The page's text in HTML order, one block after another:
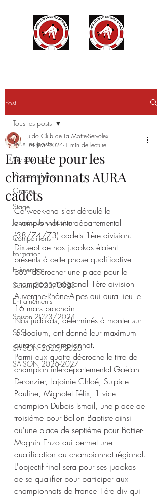
Post
Tous les posts
Vie sportive
Vie associative
Grades
Stage
Journée de cohésion
Compétitions
Formation
Evènement
Saison 2022/2023
Entrainements
Saison 2023/2024
SSSJ
SAISON 2025/2026
SAISON 2026-2027
Tous les posts
En route pour les
championnats AURA
cadets
Judo Club de La Motte-Servolex
14 févr. 2024 1 min de lecture
Ce week-end s'est déroulé le
championnat interdépartemental
(38/74/73) cadets 1ère division.
Dix-sept de nos judokas étaient
présents à cette phase qualificative
pour décrocher une place pour le
championnat régional 1ère division
Auvergne-Rhône-Alpes qui aura lieu le
16 mars prochain.
Nos judokas, déterminés à monter sur
le podium, ont donné leur maximum
durant ce championnat.
Parmi eux quatre décroche le titre de
champion interdépartemental Gaëtan
Deronzier, Lajoinie Chloé, Sulpice
Pauline, Mignotet Félix, 1 vice-
champion Dubois Ismail, une place de
troisième pour Bollon Baptiste ainsi
qu'une place de septième pour Battier-
Magnin Enzo qui permet une
qualification au championnat régional.
L'objectif final sera pour ses judokas
de se qualifier pour participer aux
championnats de France 1ère div qui